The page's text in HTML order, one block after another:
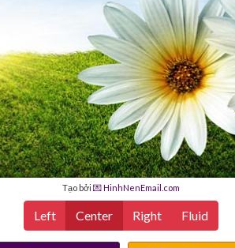
Tạo bởi 💌 HinhNenEmail.com
Left Center Right Fluid